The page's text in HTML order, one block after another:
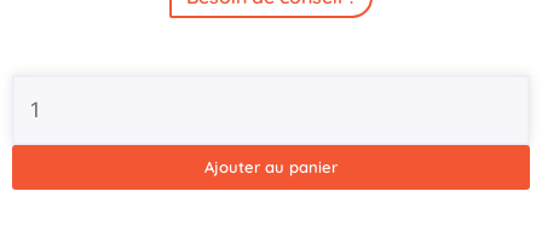
HAPERT
Ajouter au panier